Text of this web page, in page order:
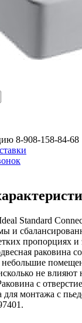
8-908-158-84-68
Standard
и
пропорциях
раковина
небольшие
не влияют
с
для монтажа с